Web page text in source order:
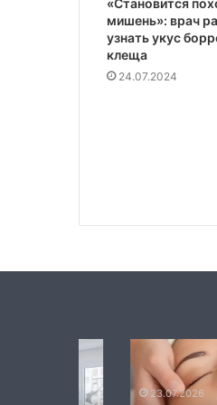
мишень»: врач
узнать укус
клеща
24.07.2024
Лабораторные
стенды
по